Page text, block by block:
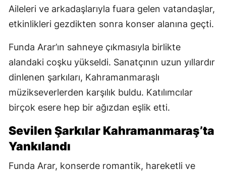
Aileleri ve arkadaşlarıyla fuara gelen vatandaşlar,
etkinlikleri gezdikten sonra konser alanına geçti.
Funda Arar’ın sahneye çıkmasıyla birlikte
alandaki coşku yükseldi. Sanatçının uzun yıllardır
dinlenen şarkıları, Kahramanmaraşlı
müzikseverlerden karşılık buldu. Katılımcılar
birçok esere hep bir ağızdan eşlik etti.
Sevilen Şarkılar Kahramanmaraş’ta
Yankılandı
Funda Arar, konserde romantik, hareketli ve